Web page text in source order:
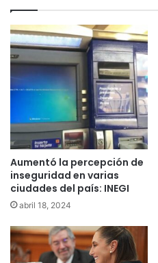
Aumentó la percepción de
inseguridad en varias
ciudades del país: INEGI
abril 18, 2024